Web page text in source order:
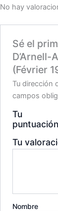
No hay
Sé el
(Février
Tu dirección
campos
Tu
puntuación
Tu
Nombre